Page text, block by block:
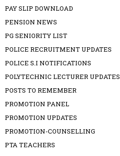
PAY SLIP DOWNLOAD
PENSION NEWS
PG SENIORITY LIST
POLICE RECRUITMENT UPDATES
POLICE S.I NOTIFICATIONS
POLYTECHNIC LECTURER UPDATES
POSTS TO REMEMBER
PROMOTION PANEL
PROMOTION UPDATES
PROMOTION-COUNSELLING
PTA TEACHERS